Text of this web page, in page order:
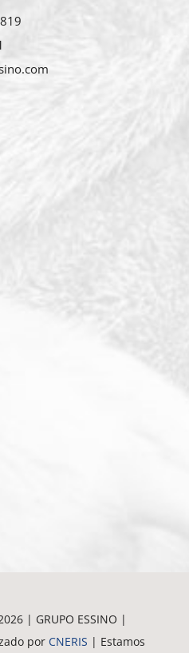
| GRUPO ESSINO |
por CNERIS | Estamos